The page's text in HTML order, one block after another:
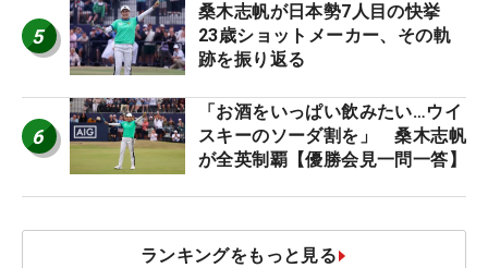
5
桑木志帆が日本勢7人目の快挙
23歳ショットメーカー、その軌
跡を振り返る
6
「お酒をいっぱい飲みたい…ウイ
スキーのソーダ割を」 桑木志帆
が全英制覇【優勝会見一問一答】
ランキングをもっと見る